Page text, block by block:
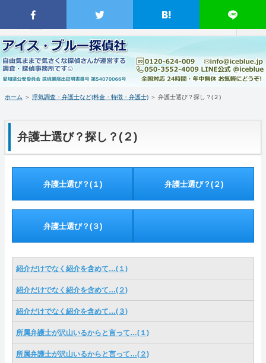
撮カメラの発見確認調査｜GPS発信機・GPS発信器の紹介販売｜臨機応変 柔軟対応 日時指定不要 緊急出動 依頼者調査同
ホーム
当事務所について（はじめに・事務所概要）
特徴など(違い・緊急出動・暗所カメラ)
浮気調査・弁護士(料金・特徴・弁護士)
ＧＰＳ端末の紹介・販売
さいごに
特定商取引表記・プライバシーポリシー
ホーム ＞ 浮気調査・弁護士など(料金・特徴・弁護士) ＞ 弁護士選び？探し？(２)
弁護士選び？探し？(２)
弁護士選び？(１) 弁護士選び？(２)
弁護士選び？(３)
紹介だけでなく紹介を含めて…(１)
紹介だけでなく紹介を含めて…(２)
紹介だけでなく紹介を含めて…(３)
所属弁護士が沢山いるからと言って…(１)
所属弁護士が沢山いるからと言って…(２)